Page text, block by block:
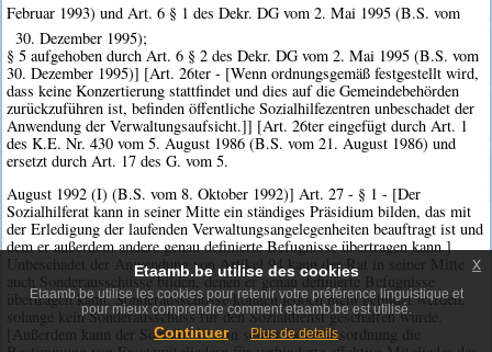
Februar 1993) und Art. 6 § 1 des Dekr. DG vom 2. Mai 1995 (B.S. vom
30. Dezember 1995);
§ 5 aufgehoben durch Art. 6 § 2 des Dekr. DG vom 2. Mai 1995 (B.S. vom
30. Dezember 1995)] [Art. 26ter - [Wenn ordnungsgemäß festgestellt wird,
dass keine Konzertierung stattfindet und dies auf die Gemeindebehörden
zurückzuführen ist, befinden öffentliche Sozialhilfezentren unbeschadet der
Anwendung der Verwaltungsaufsicht.]] [Art. 26ter eingefügt durch Art. 1
des K.E. Nr. 430 vom 5. August 1986 (B.S. vom 21. August 1986) und
ersetzt durch Art. 17 des G. vom 5.
August 1992 (I) (B.S. vom 8. Oktober 1992)] Art. 27 - § 1 - [Der
Sozialhilferat kann in seiner Mitte ein ständiges Präsidium bilden, das mit
der Erledigung der laufenden Verwaltungsangelegenheiten beauftragt ist und
dem er außerdem andere genau definierte Befugnisse übertragen kann.]
Unbeschadet der Anwendung von Artikel 94 kann der Rat in seiner Mitte
auch Sonderausschüsse bilden, denen er genau definierte Befugnisse
übertragen kann. Sonderausschüsse können jedoch nicht gebildet werden,
solange kein Sonderausschuss für den Sozialdienst geschaffen wurde.
[Außerdem kann der Sozialhilferat in seiner Geschäftsordnung die
Etaamb.be utilise des cookies
Etaamb.be utilise les cookies pour retenir votre préférence linguistique et
pour mieux comprendre comment etaamb.be est utilisé.
Continuer Plus de details
x